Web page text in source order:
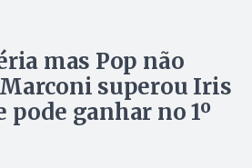
mas Pop não
superou Iris
pode ganhar no 1º